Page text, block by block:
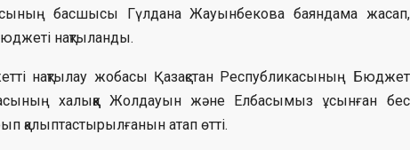
басшысы Гүлдана Жауынбекова баяндама жасап,
нақтыланды.
нақтылау жобасы Қазақстан Республикасының Бюджет
халыққа Жолдауын және Елбасымыз ұсынған бес
қалыптастырылғанын атап өтті.